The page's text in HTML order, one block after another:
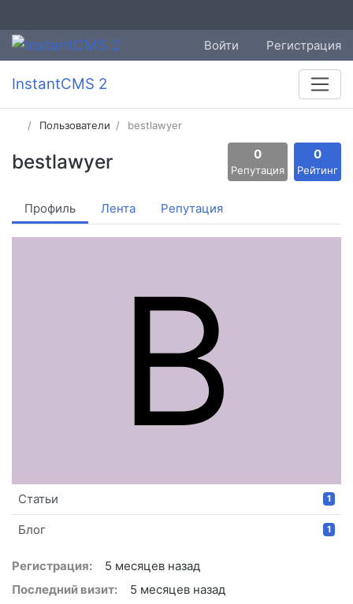
Войти Регистрация
InstantCMS 2
Пользователи bestlawyer
bestlawyer 0
Репутация
0
Рейтинг
Профиль Лента Репутация
B
Статьи 1
Блог 1
Регистрация:
5 месяцев назад
Последний визит:
5 месяцев назад